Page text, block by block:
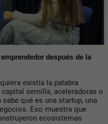
después de la
existía la palabra
capital semilla, aceleradoras o
qué es una startup, una
Eso muestra que
ecosistemas